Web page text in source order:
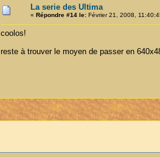
La serie des Ultima
« Répondre #14 le:Février 21, 2008,
coolos!
reste à trouver le moyen de passer en